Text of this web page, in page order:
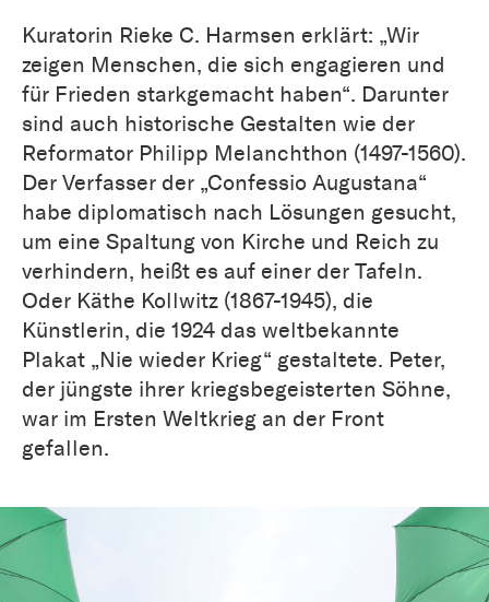
Kuratorin Rieke C. Harmsen erklärt: „Wir
zeigen Menschen, die sich engagieren und
für Frieden starkgemacht haben“. Darunter
sind auch historische Gestalten wie der
Reformator Philipp Melanchthon (1497-1560).
Der Verfasser der „Confessio Augustana“
habe diplomatisch nach Lösungen gesucht,
um eine Spaltung von Kirche und Reich zu
verhindern, heißt es auf einer der Tafeln.
Oder Käthe Kollwitz (1867-1945), die
Künstlerin, die 1924 das weltbekannte
Plakat „Nie wieder Krieg“ gestaltete. Peter,
der jüngste ihrer kriegsbegeisterten Söhne,
war im Ersten Weltkrieg an der Front
gefallen.